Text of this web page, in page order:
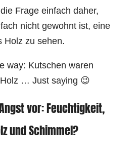
Frage einfach daher,
nicht gewohnt ist, eine
Holz zu sehen.
way: Kutschen waren
… Just saying 😉
vor: Feuchtigkeit,
und Schimmel?